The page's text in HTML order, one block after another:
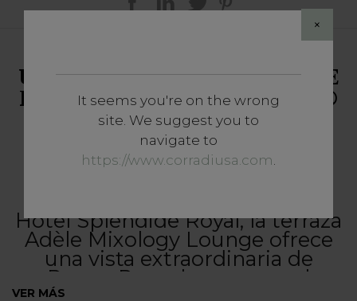
×
It seems you're on the wrong
site. We suggest you to
navigate to
https://www.corradiusa.com.
UNA VISTA EXCLUSIVA DE
ROMA CON PERGOTENDA®
MAESTRO.
ROMA - ITALIA
Hotel Splendide Royal, la terraza
Adèle Mixology Lounge ofrece
una vista extraordinaria de
Roma. Para el proyecto, el
VER MÁS